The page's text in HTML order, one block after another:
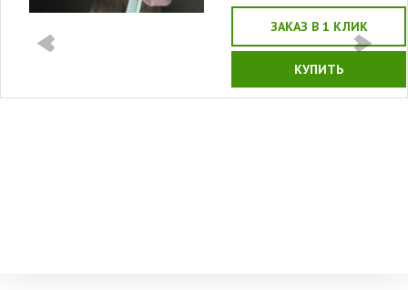
ЗАКАЗ В 1 КЛИК
КУПИТЬ